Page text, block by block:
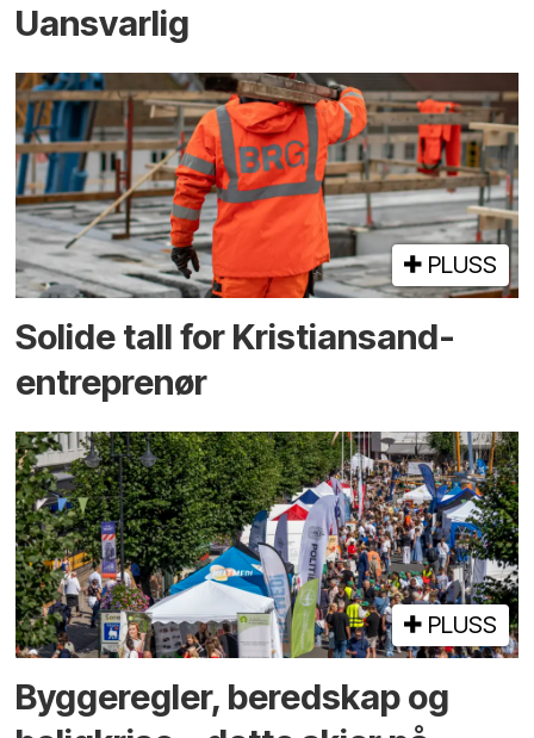
Uansvarlig
PLUSS
Solide tall for Kristiansand-
entreprenør
PLUSS
Bygge­regler, beredskap og